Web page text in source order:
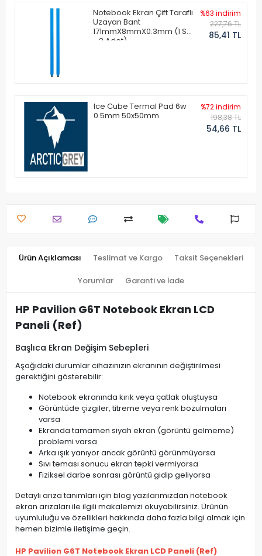
Notebook Ekran Çift Taraflı
Uzayan Bant
171mmX8mmX0.3mm (1 Set
- 2 Adet)
%63 indirim
227,76 TL
85,41 TL
Ice Cube Termal Pad 6w
0.5mm 50x50mm
%72 indirim
198,38 TL
54,66 TL
Ürün Açıklaması Teslimat ve Kargo Taksit Seçenekleri
Yorumlar Garanti ve İade
HP Pavilion G6T Notebook Ekran LCD
Paneli (Ref)
Başlıca Ekran Değişim Sebepleri
Aşağıdaki durumlar cihazınızın ekranının değiştirilmesi
gerektiğini gösterebilir:
Notebook ekranında kırık veya çatlak oluştuysa
Görüntüde çizgiler, titreme veya renk bozulmaları
varsa
Ekranda tamamen siyah ekran (görüntü gelmeme)
problemi varsa
Arka ışık yanıyor ancak görüntü görünmüyorsa
Sıvı teması sonucu ekran tepki vermiyorsa
Fiziksel darbe sonrası görüntü gidip geliyorsa
Detaylı arıza tanımları için blog yazılarımızdan notebook
ekran arızaları ile ilgili makalemizi okuyabilirsiniz. Ürünün
uyumluluğu ve özellikleri hakkında daha fazla bilgi almak için
hemen bizimle iletişime geçin.
HP Pavilion G6T Notebook Ekran LCD Paneli (Ref)